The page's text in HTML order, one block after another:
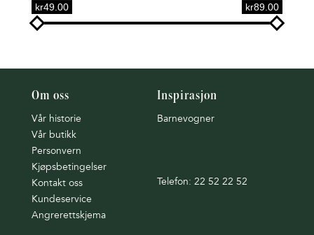
kr49.00 kr89.00
Om oss
Vår historie
Vår butikk
Personvern
Kjøpsbetingelser
Kontakt oss
Kundeservice
Angrerettskjema
Inspirasjon
Barnevogner
Telefon: 22 52 22 52